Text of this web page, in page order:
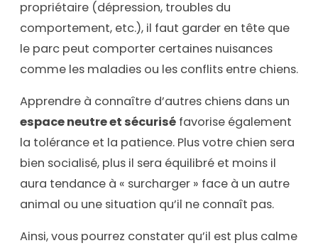
propriétaire (dépression, troubles du
comportement, etc.), il faut garder en tête que
le parc peut comporter certaines nuisances
comme les maladies ou les conflits entre chiens.
Apprendre à connaître d’autres chiens dans un
espace neutre et sécurisé favorise également
la tolérance et la patience. Plus votre chien sera
bien socialisé, plus il sera équilibré et moins il
aura tendance à « surcharger » face à un autre
animal ou une situation qu’il ne connaît pas.
Ainsi, vous pourrez constater qu’il est plus calme